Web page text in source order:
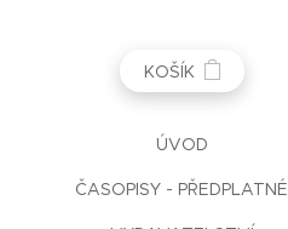
KOŠÍK
ÚVOD
ČASOPISY - PŘEDPLATNÉ